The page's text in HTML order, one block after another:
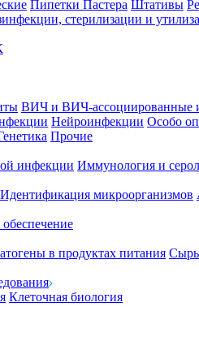
Пипетки Пастера Штативы
стерилизации и
ВИЧ и ВИЧ-ассоциированные
Нейроинфекции Особо
Прочие
инфекции Иммунология и
Идентификация микроорганизмов
в продуктах питания
Клеточная биология